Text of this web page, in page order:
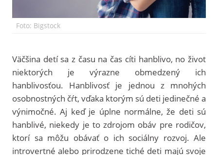
Foto: Bigstock
Väčšina detí sa z času na čas cíti hanblivo, no život
niektorých je výrazne obmedzený ich
hanblivosťou. Hanblivosť je jednou z mnohých
osobnostných čŕt, vďaka ktorým sú deti jedinečné a
výnimočné. Aj keď je úplne normálne, že deti sú
hanblivé, niekedy je to zdrojom obáv pre rodičov,
ktorí sa môžu obávať o ich sociálny rozvoj. Ale
introvertné alebo prirodzene tiché deti majú svoje